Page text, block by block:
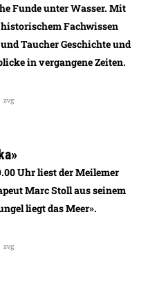
Funde unter Wasser. Mit
Fachwissen
Taucher Geschichte und
in vergangene Zeiten.
zvg
Uhr liest der Meilemer
Marc Stoll aus seinem
liegt das Meer».
zvg